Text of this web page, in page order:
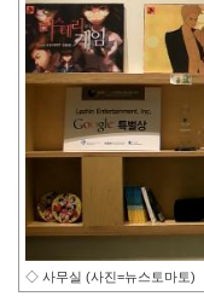
◇ 사무실 (사진=뉴스토마토)